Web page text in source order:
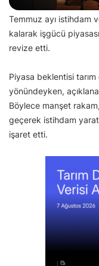
Temmuz ayı istihdam
kalarak işgücü
revize etti.
Piyasa beklentisi tarım
yönündeyken,
Böylece manşet
geçerek istihdam
işaret etti.